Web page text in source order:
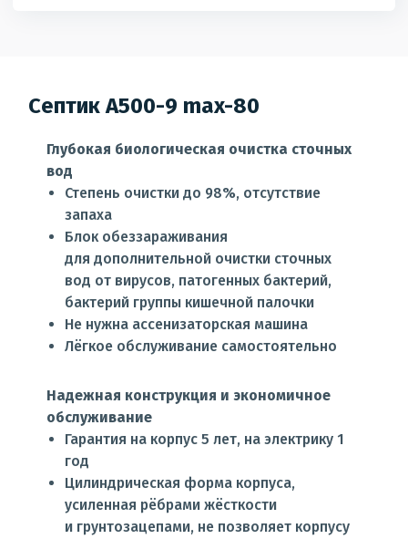
Септик A500-9 max-80
Глубокая биологическая очистка сточных
вод
Степень очистки до 98%, отсутствие
запаха
Блок обеззараживания
для дополнительной очистки сточных
вод от вирусов, патогенных бактерий,
бактерий группы кишечной палочки
Не нужна ассенизаторская машина
Лёгкое обслуживание самостоятельно
Надежная конструкция и экономичное
обслуживание
Гарантия на корпус 5 лет, на электрику 1
год
Цилиндрическая форма корпуса,
усиленная рёбрами жёсткости
и грунтозацепами, не позволяет корпусу